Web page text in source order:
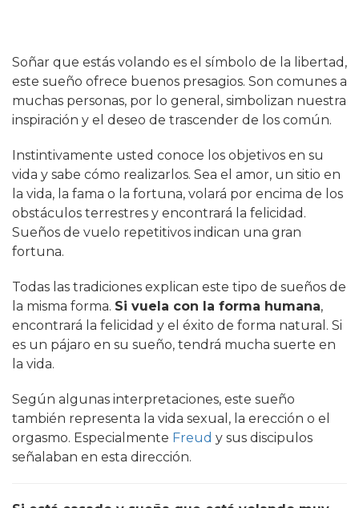
Soñar que estás volando es el símbolo de la libertad,
este sueño ofrece buenos presagios. Son comunes a
muchas personas, por lo general, simbolizan nuestra
inspiración y el deseo de trascender de los común.
Instintivamente usted conoce los objetivos en su
vida y sabe cómo realizarlos. Sea el amor, un sitio en
la vida, la fama o la fortuna, volará por encima de los
obstáculos terrestres y encontrará la felicidad.
Sueños de vuelo repetitivos indican una gran
fortuna.
Todas las tradiciones explican este tipo de sueños de
la misma forma. Si vuela con la forma humana,
encontrará la felicidad y el éxito de forma natural. Si
es un pájaro en su sueño, tendrá mucha suerte en
la vida.
Según algunas interpretaciones, este sueño
también representa la vida sexual, la erección o el
orgasmo. Especialmente Freud y sus discipulos
señalaban en esta dirección.